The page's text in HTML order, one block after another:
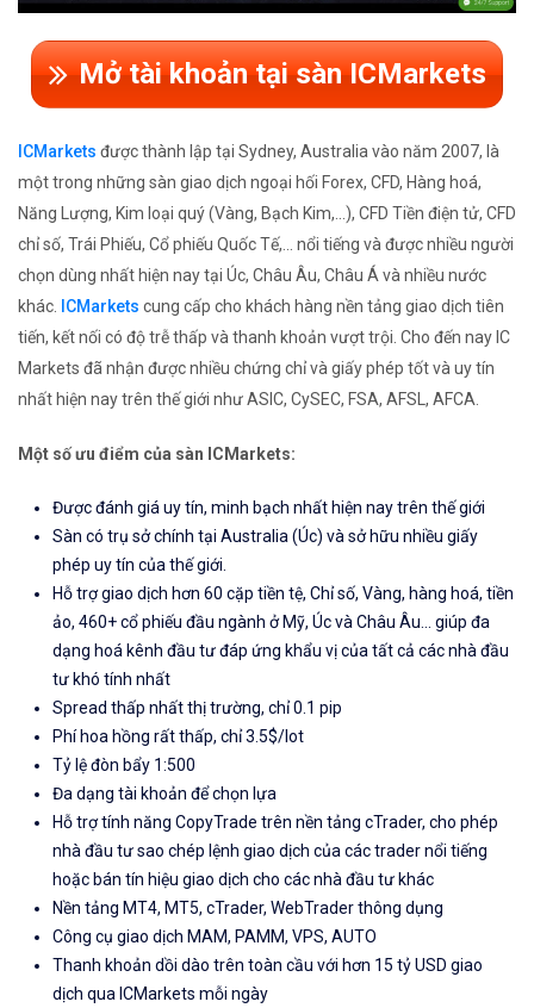
Mở tài khoản tại sàn ICMarkets
ICMarkets được thành lập tại Sydney, Australia vào năm 2007, là
một trong những sàn giao dịch ngoại hối Forex, CFD, Hàng hoá,
Năng Lượng, Kim loại quý (Vàng, Bạch Kim,...), CFD Tiền điện tử, CFD
chỉ số, Trái Phiếu, Cổ phiếu Quốc Tế,... nổi tiếng và được nhiều người
chọn dùng nhất hiện nay tại Úc, Châu Âu, Châu Á và nhiều nước
khác.
ICMarkets cung cấp cho khách hàng nền tảng giao dịch tiên
tiến, kết nối có độ trễ thấp và thanh khoản vượt trội. Cho đến nay IC
Markets đã nhận được nhiều chứng chỉ và giấy phép tốt và uy tín
nhất hiện nay trên thế giới như ASIC, CySEC, FSA, AFSL, AFCA.
Một số ưu điểm của sàn ICMarkets:
Được đánh giá uy tín, minh bạch nhất hiện nay trên thế giới
Sàn có trụ sở chính tại Australia (Úc) và sở hữu nhiều giấy
phép uy tín của thế giới.
Hỗ trợ giao dịch hơn 60 cặp tiền tệ, Chỉ số, Vàng, hàng hoá, tiền
ảo, 460+ cổ phiếu đầu ngành ở Mỹ, Úc và Châu Âu... giúp đa
dạng hoá kênh đầu tư đáp ứng khẩu vị của tất cả các nhà đầu
tư khó tính nhất
Spread thấp nhất thị trường, chỉ 0.1 pip
Phí hoa hồng rất thấp, chỉ 3.5$/lot
Tỷ lệ đòn bẩy 1:500
Đa dạng tài khoản để chọn lựa
Hỗ trợ tính năng CopyTrade trên nền tảng cTrader, cho phép
nhà đầu tư sao chép lệnh giao dịch của các trader nổi tiếng
hoặc bán tín hiệu giao dịch cho các nhà đầu tư khác
Nền tảng MT4, MT5, cTrader, WebTrader thông dụng
Công cụ giao dịch MAM, PAMM, VPS, AUTO
Thanh khoản dồi dào trên toàn cầu với hơn 15 tỷ USD giao
dịch qua ICMarkets mỗi ngày